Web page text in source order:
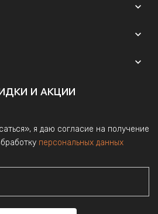



И АКЦИИ
я даю согласие на получение
персональных данных